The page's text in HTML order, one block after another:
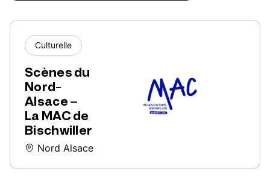
Culturelle
Scènes du
Nord-
Alsace –
La MAC de
Bischwiller
Nord Alsace